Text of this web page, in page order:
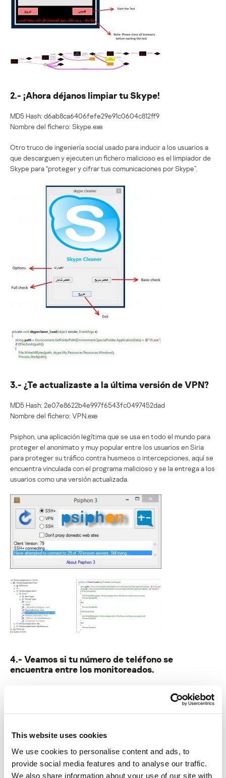
This website uses cookies
We use cookies to personalise content and ads, to
provide social media features and to analyse our traffic.
We also share information about your use of our site with
2.- ¡Ahora déjanos limpiar tu Skype!
MD5 Hash: d6ab8ca6406fefe29e91c0604c812ff9
Nombre del fichero: Skype.exe
Otro truco de ingeniería social usado para inducir a los usuarios a
que descarguen y ejecuten un fichero malicioso es el limpiador de
Skype para “proteger y cifrar tus comunicaciones por Skype”.
3.- ¿Te actualizaste a la última versión de VPN?
MD5 Hash: 2e07e8622b4e997f6543fc0497452dad
Nombre del fichero: VPN.exe
Psiphon, una aplicación legítima que se usa en todo el mundo para
proteger el anonimato y muy popular entre los usuarios en Siria
para proteger su tráfico contra husmeos o intercepciones, aquí se
encuentra vinculada con el programa malicioso y se la entrega a los
usuarios como una versión actualizada.
4.- Veamos si tu número de teléfono se
encuentra entre los monitoreados.
para imitar una herramienta utilizada para verificar los números de
se lo entrega a las víctimas como un “programa filtrado”.